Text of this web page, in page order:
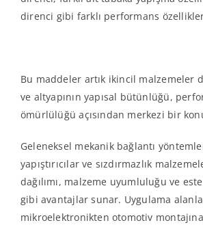
direnci gibi farklı performans
Bu maddeler artık ikincil malzemeler
ve altyapının yapısal bütünlüğü,
ömürlülüğü açısından merkezi bir
Geleneksel mekanik bağlantı
yapıştırıcılar ve sızdırmazlık
dağılımı, malzeme uyumluluğu ve
gibi avantajlar sunar. Uygulama
mikroelektronikten otomotiv